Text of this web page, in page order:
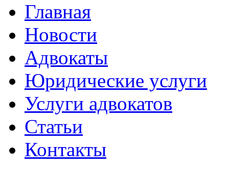
Главная
Новости
Адвокаты
Юридические услуги
Услуги адвокатов
Статьи
Контакты